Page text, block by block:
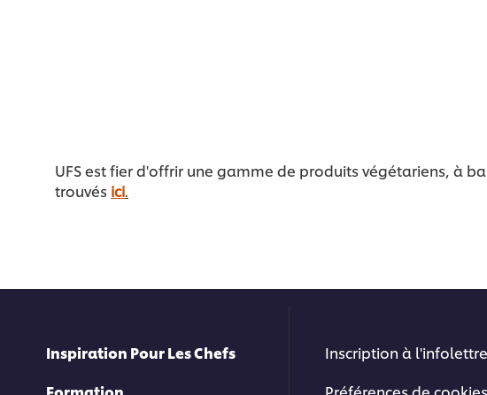
UFS est fier d'offrir une gamme de produits végétariens, à
trouvés ici.
Inspiration Pour Les Chefs
Inscription à l'infolettre